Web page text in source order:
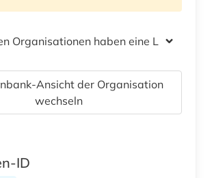
Organisationen haben eine Lizenz
Ansicht der Organisation
wechseln
ID